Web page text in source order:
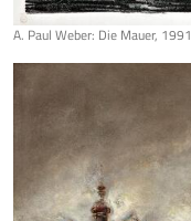
A. Paul Weber: Die Mauer, 1991